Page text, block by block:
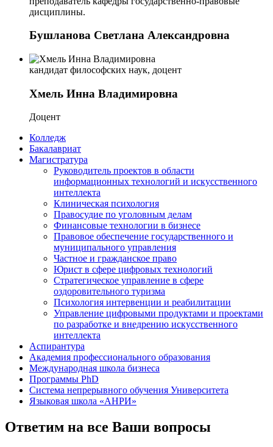
дисциплины.
Бушланова Светлана Александровна
кандидат философских наук, доцент
Хмель Инна Владимировна
Доцент
Колледж
Бакалавриат
Магистратура
Руководитель проектов в области
информационных технологий и искусственного
интеллекта
Клиническая психология
Правосудие по уголовным делам
Финансовые технологии в бизнесе
Правовое обеспечение государственного и
муниципального управления
Частное и гражданское право
Юрист в сфере цифровых технологий
Стратегическое управление в сфере
оздоровительного туризма
Психология интервенции и реабилитации
Управление цифровыми продуктами и проектами
по разработке и внедрению искусственного
интеллекта
Аспирантура
Академия профессионального образования
Международная школа бизнеса
Программы PhD
Система непрерывного обучения Университета
Языковая школа «АНРИ»
Ответим на все Ваши вопросы